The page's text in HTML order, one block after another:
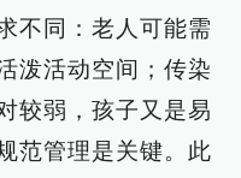
不同：老人可能需
泼活动空间；传染
较弱，孩子又是易
范管理是关键。此